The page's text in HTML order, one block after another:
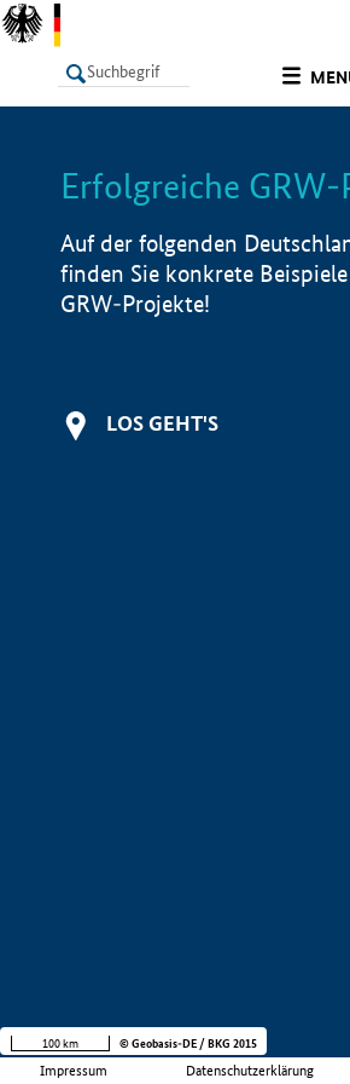
LISTE
Erfolgreiche
Auf der folgenden
finden Sie konkrete
GRW-Projekte!
LOS GEHT'S
Impressum Datenschutzerklärung
100 km © Geobasis-DE / BKG 2015